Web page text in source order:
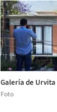
Galería de
Foto